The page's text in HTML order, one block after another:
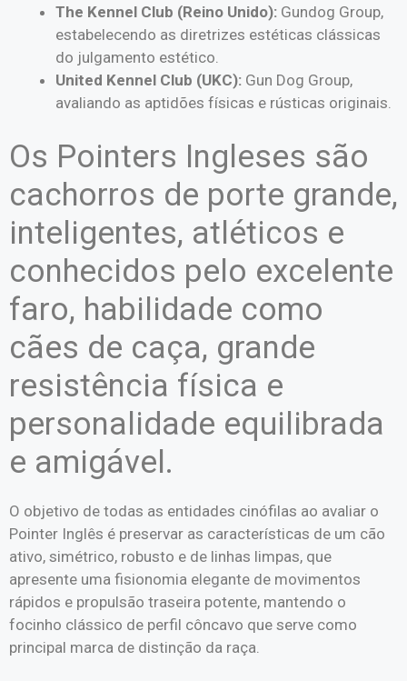
The Kennel Club (Reino Unido): Gundog Group,
estabelecendo as diretrizes estéticas clássicas
do julgamento estético.
United Kennel Club (UKC): Gun Dog Group,
avaliando as aptidões físicas e rústicas originais.
Os Pointers Ingleses são
cachorros de porte grande,
inteligentes, atléticos e
conhecidos pelo excelente
faro, habilidade como
cães de caça, grande
resistência física e
personalidade equilibrada
e amigável.
O objetivo de todas as entidades cinófilas ao avaliar o
Pointer Inglês é preservar as características de um cão
ativo, simétrico, robusto e de linhas limpas, que
apresente uma fisionomia elegante de movimentos
rápidos e propulsão traseira potente, mantendo o
focinho clássico de perfil côncavo que serve como
principal marca de distinção da raça.